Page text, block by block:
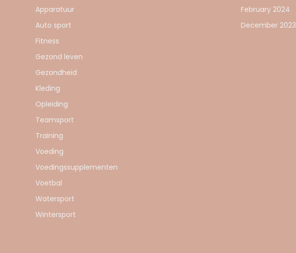
Apparatuur
Auto sport
Fitness
Gezond leven
Gezondheid
Kleding
Opleiding
Teamsport
Training
Voeding
Voedingssupplementen
Voetbal
Watersport
Wintersport
February 2024
December 2023